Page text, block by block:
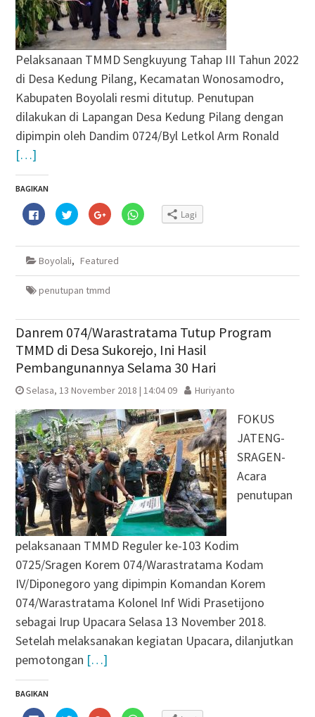
Pelaksanaan TMMD Sengkuyung Tahap III Tahun 2022
di Desa Kedung Pilang, Kecamatan Wonosamodro,
Kabupaten Boyolali resmi ditutup. Penutupan
dilakukan di Lapangan Desa Kedung Pilang dengan
dipimpin oleh Dandim 0724/Byl Letkol Arm Ronald
[…]
BAGIKAN
Klik
untuk
membagikan
Facebook(Membuka
jendela
baru)
Klik
untuk
berbagi
Twitter(Membuka
jendela
baru)
Klik
untuk
berbagi
Google+
di
yang
baru)
Klik
untuk
WhatsApp(Membuka
baru)
Lagi
Boyolali, Featured
penutupan tmmd
Danrem 074/Warastratama Tutup Program
TMMD di Desa Sukorejo, Ini Hasil
Pembangunannya Selama 30 Hari
Selasa, 13 November 2018 | 14:04 09 Huriyanto
FOKUS
JATENG-
SRAGEN-
Acara
penutupan
pelaksanaan TMMD Reguler ke-103 Kodim
0725/Sragen Korem 074/Warastratama Kodam
IV/Diponegoro yang dipimpin Komandan Korem
074/Warastratama Kolonel Inf Widi Prasetijono
sebagai Irup Upacara Selasa 13 November 2018.
Setelah melaksanakan kegiatan Upacara, dilanjutkan
pemotongan […]
BAGIKAN